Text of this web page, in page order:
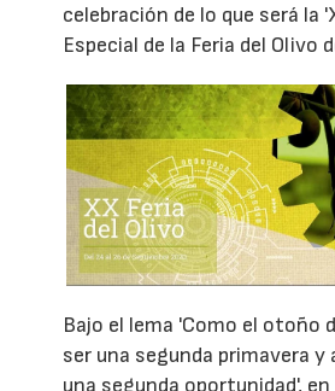
celebración de lo que será la
Especial de la Feria del Olivo
Bajo el lema 'Como el otoño
ser una segunda primavera y
una segunda oportunidad',